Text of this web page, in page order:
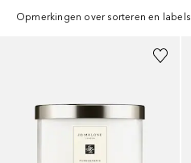
Opmerkingen over sorteren en labels